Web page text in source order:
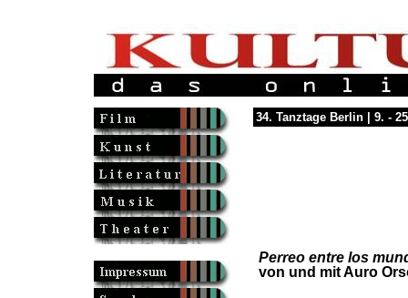
34. Tanztage Berlin | 9. -
Perreo entre los
von und mit Auro